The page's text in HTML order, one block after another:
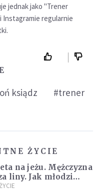
jednak jako "Trener
Instagramie regularnie
ksiądz
#trener
ŻYCIE
na jeżu. Mężczyzna
liny. Jak młodzi
swoje